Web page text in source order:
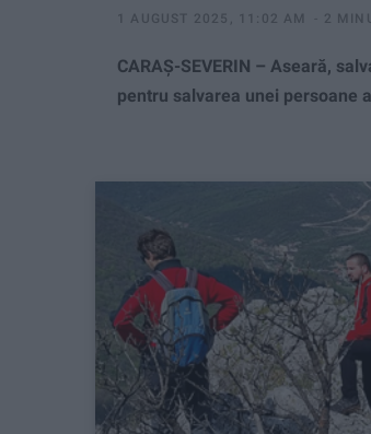
1 AUGUST 2025, 11:02 AM 2
CARAȘ-SEVERIN – Aseară,
pentru salvarea unei persoane